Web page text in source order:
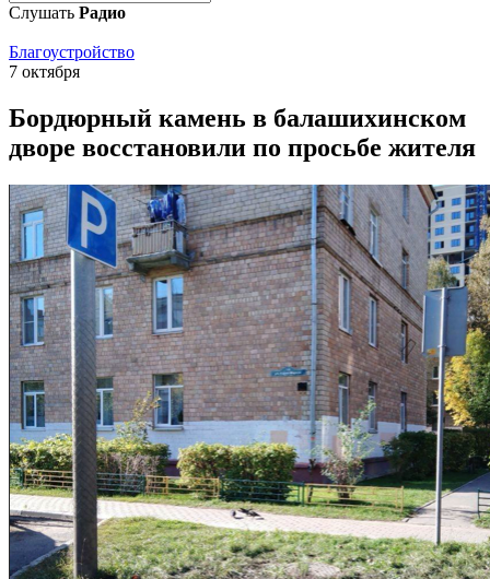
Слушать Радио
Благоустройство
7 октября
Бордюрный камень в балашихинском
дворе восстановили по просьбе жителя